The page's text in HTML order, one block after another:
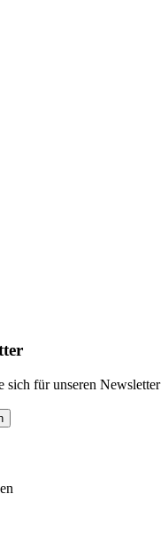
sich für unseren Newsletter